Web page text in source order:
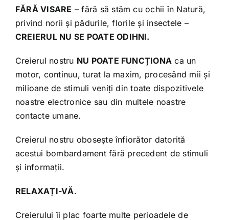
FĂRĂ VISARE – fără să stăm cu ochii în Natură,
privind norii și pădurile, florile și insectele –
CREIERUL NU SE POATE ODIHNI.
Creierul nostru NU POATE FUNCȚIONA ca un
motor, continuu, turat la maxim, procesând mii și
milioane de stimuli veniți din toate dispozitivele
noastre electronice sau din multele noastre
contacte umane.
Creierul nostru obosește înfiorător datorită
acestui bombardament fără precedent de stimuli
și informații.
RELAXAȚI-VĂ.
Creierului îi plac foarte multe perioadele de